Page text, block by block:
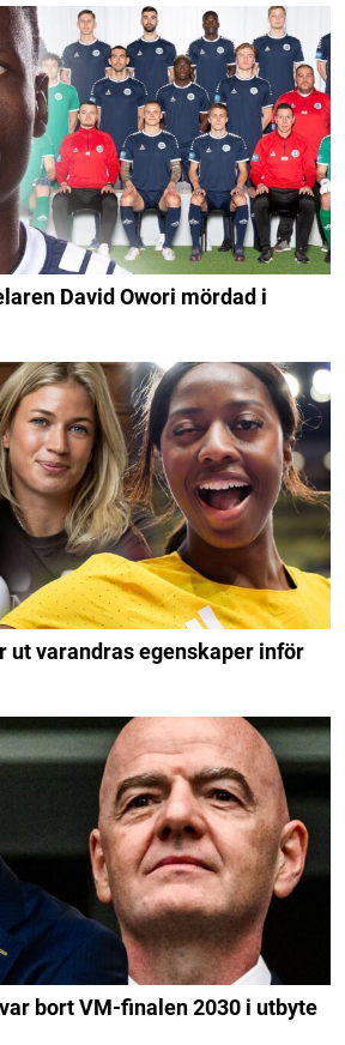
David Owori mördad i
ut varandras egenskaper inför
bort VM-finalen 2030 i utbyte